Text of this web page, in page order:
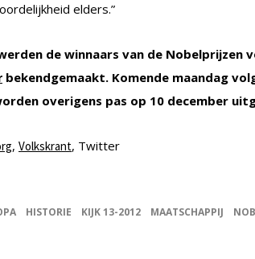
elders.”
de winnaars van de Nobelprijzen
bekendgemaakt. Komende maandag
overigens pas op 10 december
, Volkskrant, Twitter
HISTORIE KIJK 13-2012 MAATSCHAPPIJ